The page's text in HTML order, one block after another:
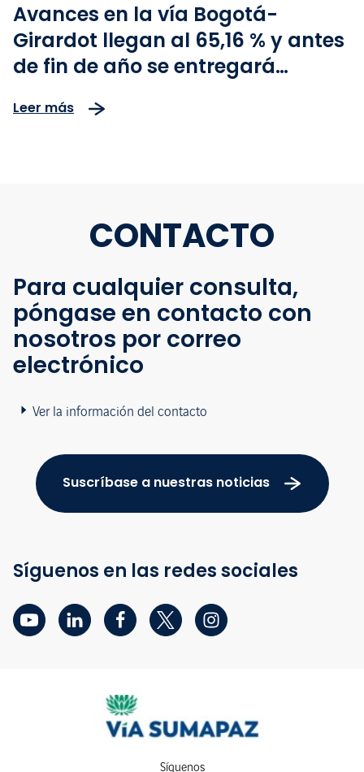
Avances en la vía Bogotá-
Girardot llegan al 65,16 % y antes
de fin de año se entregará
Leer más
CONTACTO
Para cualquier consulta,
póngase en contacto con
nosotros por correo
electrónico
Ver la información del contacto
Suscríbase a nuestras noticias
Síguenos en las redes sociales
Síguenos